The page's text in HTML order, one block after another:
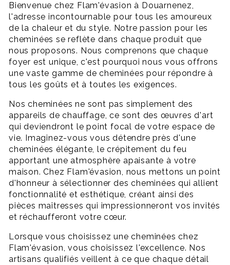
Bienvenue chez Flam'évasion à Douarnenez,
l'adresse incontournable pour tous les amoureux
de la chaleur et du style. Notre passion pour les
cheminées se reflète dans chaque produit que
nous proposons. Nous comprenons que chaque
foyer est unique, c'est pourquoi nous vous offrons
une vaste gamme de cheminées pour répondre à
tous les goûts et à toutes les exigences.
Nos cheminées ne sont pas simplement des
appareils de chauffage, ce sont des œuvres d'art
qui deviendront le point focal de votre espace de
vie. Imaginez-vous vous détendre près d'une
cheminées élégante, le crépitement du feu
apportant une atmosphère apaisante à votre
maison. Chez Flam'évasion, nous mettons un point
d'honneur à sélectionner des cheminées qui allient
fonctionnalité et esthétique, créant ainsi des
pièces maîtresses qui impressionneront vos invités
et réchaufferont votre cœur.
Lorsque vous choisissez une cheminées chez
Flam'évasion, vous choisissez l'excellence. Nos
artisans qualifiés veillent à ce que chaque détail